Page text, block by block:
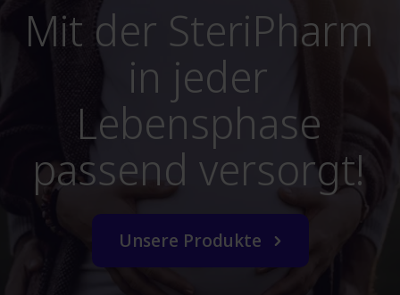
Mit der SteriPharm
in jeder
Lebensphase
passend versorgt!
Unsere Produkte